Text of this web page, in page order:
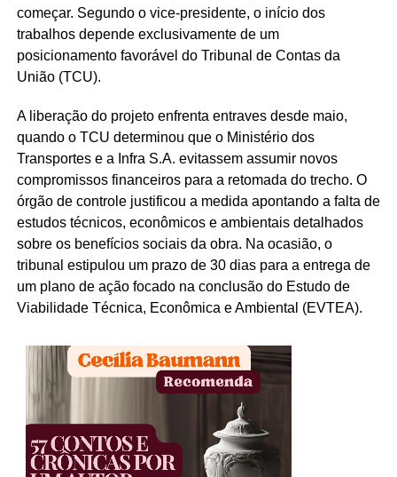
começar. Segundo o vice-presidente, o início dos
trabalhos depende exclusivamente de um
posicionamento favorável do Tribunal de Contas da
União (TCU).
A liberação do projeto enfrenta entraves desde maio,
quando o TCU determinou que o Ministério dos
Transportes e a Infra S.A. evitassem assumir novos
compromissos financeiros para a retomada do trecho. O
órgão de controle justificou a medida apontando a falta de
estudos técnicos, econômicos e ambientais detalhados
sobre os benefícios sociais da obra. Na ocasião, o
tribunal estipulou um prazo de 30 dias para a entrega de
um plano de ação focado na conclusão do Estudo de
Viabilidade Técnica, Econômica e Ambiental (EVTEA).